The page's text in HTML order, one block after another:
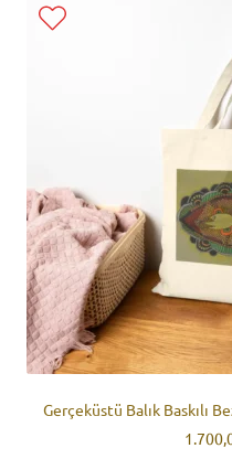
Gerçeküstü Balık Baskılı